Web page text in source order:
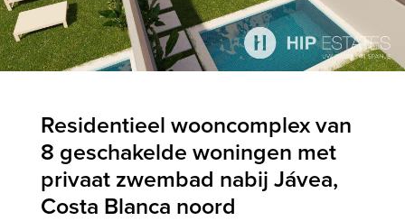
Residentieel wooncomplex van
8 geschakelde woningen met
privaat zwembad nabij Jávea,
Costa Blanca noord